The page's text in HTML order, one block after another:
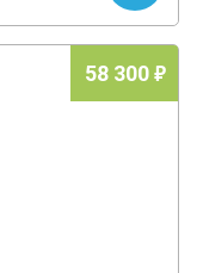
58 300